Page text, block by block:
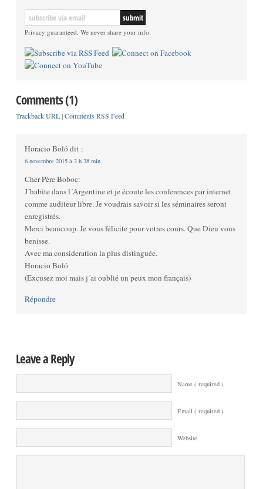
Privacy guaranteed. We never share your info.
Comments (1)
Trackback URL|Comments RSS Feed
Horacio Bolódit :
6 novembre 2015 à 3 h 38 min
Cher Père Boboc:
J´habite dans l´Argentine et je écoute les conferences par internet
comme auditeur libre. Je voudrais savoir si les séminaires seront
enregistrés.
Merci beaucoup. Je vous félicite pour votres cours. Que Dieu vous
benisse.
Avec ma consideration la plus distinguée.
Horacio Boló
(Excusez moi mais j´ai oublié un peux mon français)
Répondre
Leave a Reply
Name ( required )
Email ( required )
Website